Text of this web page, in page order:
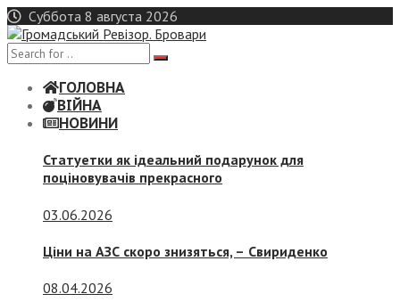
Skip
to
content
Суббота 8 августа 2026
ГОЛОВНА
ВІЙНА
НОВИНИ
Статуетки як ідеальний подарунок для
поціновувачів прекрасного
03.06.2026
Ціни на АЗС скоро знизяться, – Свириденко
08.04.2026